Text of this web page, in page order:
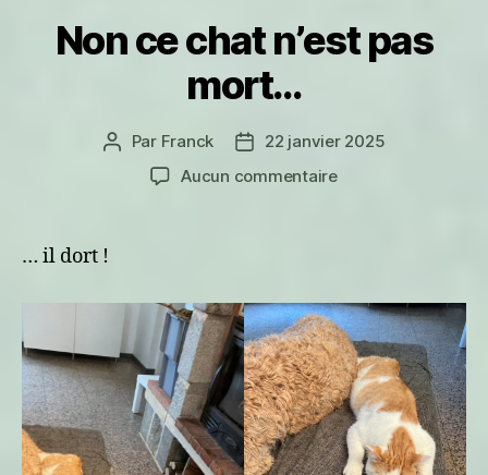
Non ce chat n’est pas
mort…
Auteur
l’article
Par Franck
Date22 janvier 2025
Aucun commentairesur
mort…
… il dort !